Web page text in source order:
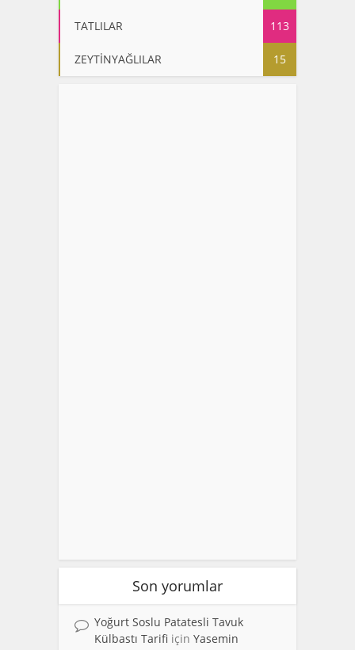
TATLILAR 113
ZEYTİNYAĞLILAR 15
Son yorumlar
Yoğurt Soslu Patatesli Tavuk
Külbastı Tarifi için Yasemin